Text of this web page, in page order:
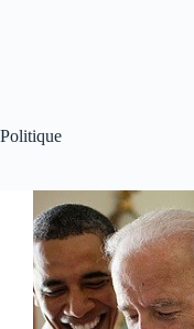
Politique